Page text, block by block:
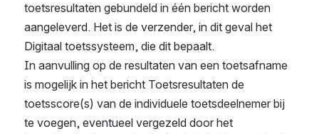
toetsresultaten gebundeld in één bericht worden
aangeleverd. Het is de verzender, in dit geval het
Digitaal toetssysteem, die dit bepaalt.
In aanvulling op de resultaten van een toetsafname
is mogelijk in het bericht Toetsresultaten de
toetsscore(s) van de individuele toetsdeelnemer bij
te voegen, eventueel vergezeld door het